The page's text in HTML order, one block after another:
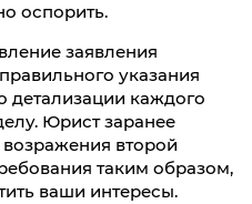
оспорить.
заявления
указания
детализации каждого
Юрист заранее
второй
таким образом,
ваши интересы.